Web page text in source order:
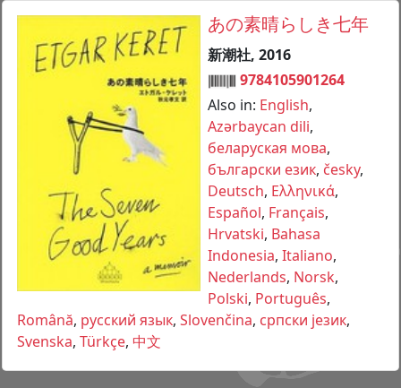
あの素晴らしき七年
新潮社, 2016
9784105901264
Also in: English,
Azərbaycan dili,
беларуская мова,
български език, česky,
Deutsch, Ελληνικά,
Español, Français,
Hrvatski, Bahasa
Indonesia, Italiano,
Nederlands, Norsk,
Polski, Português,
Română, русский язык, Slovenčina, српски језик,
Svenska, Türkçe, 中文